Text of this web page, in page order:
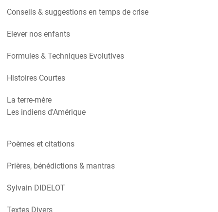
Conseils & suggestions en temps de crise
Elever nos enfants
Formules & Techniques Evolutives
Histoires Courtes
La terre-mère
Les indiens d'Amérique
Poèmes et citations
Prières, bénédictions & mantras
Sylvain DIDELOT
Textes Divers